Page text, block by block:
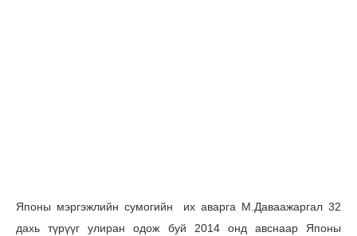
Японы мэргэжлийн сумогийн их аварга М.Даваажаргал 32
дахь түрүүг улиран одож буй 2014 онд авснаар Японы